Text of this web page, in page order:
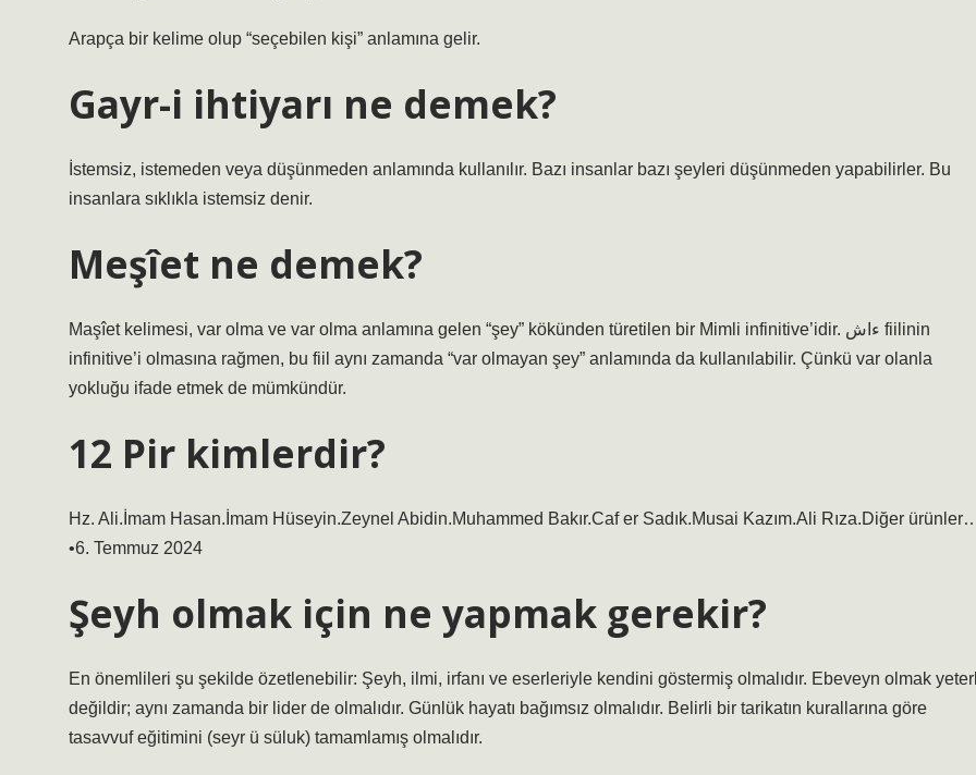
Arapça bir kelime olup “seçebilen kişi” anlamına gelir.
Gayr-i ihtiyarı ne demek?
İstemsiz, istemeden veya düşünmeden anlamında kullanılır. Bazı insanlar bazı şeyleri düşünmeden yapabilirler. Bu
insanlara sıklıkla istemsiz denir.
Meşîet ne demek?
Maşîet kelimesi, var olma ve var olma anlamına gelen “şey” kökünden türetilen bir Mimli infinitive’idir. ءاش fiilinin
infinitive’i olmasına rağmen, bu fiil aynı zamanda “var olmayan şey” anlamında da kullanılabilir. Çünkü var olanla
yokluğu ifade etmek de mümkündür.
12 Pir kimlerdir?
Hz. Ali.İmam Hasan.İmam Hüseyin.Zeynel Abidin.Muhammed Bakır.Caf er Sadık.Musai Kazım.Ali Rıza.Diğer
•6. Temmuz 2024
Şeyh olmak için ne yapmak gerekir?
En önemlileri şu şekilde özetlenebilir: Şeyh, ilmi, irfanı ve eserleriyle kendini göstermiş olmalıdır. Ebeveyn olmak
değildir; aynı zamanda bir lider de olmalıdır. Günlük hayatı bağımsız olmalıdır. Belirli bir tarikatın kurallarına göre
tasavvuf eğitimini (seyr ü süluk) tamamlamış olmalıdır.